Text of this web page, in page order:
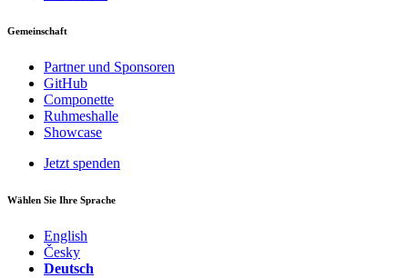
Gemeinschaft
Partner und Sponsoren
GitHub
Componette
Ruhmeshalle
Showcase
Jetzt spenden
Wählen Sie Ihre Sprache
English
Česky
Deutsch